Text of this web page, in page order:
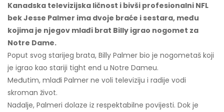
Kanadska televizijska ličnost i bivši profesionalni NFL
bek Jesse Palmer ima dvoje braće i sestara, među
kojima je njegov mlađi brat Billy igrao nogomet za
Notre Dame.
Poput svog starijeg brata, Billy Palmer bio je nogometaš koji
je igrao kao stariji tight end u Notre Dameu.
Međutim, mlađi Palmer ne voli televiziju i radije vodi
skroman život.
Nadalje, Palmeri dolaze iz respektabilne povijesti. Dok je